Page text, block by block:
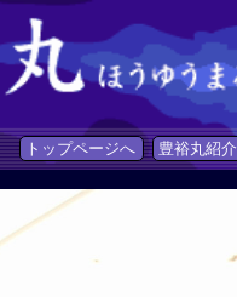
トップページへ 豊裕丸紹介